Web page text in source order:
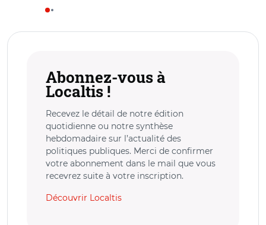
Abonnez-vous à
Localtis !
Recevez le détail de notre édition
quotidienne ou notre synthèse
hebdomadaire sur l’actualité des
politiques publiques. Merci de confirmer
votre abonnement dans le mail que vous
recevrez suite à votre inscription.
Découvrir Localtis